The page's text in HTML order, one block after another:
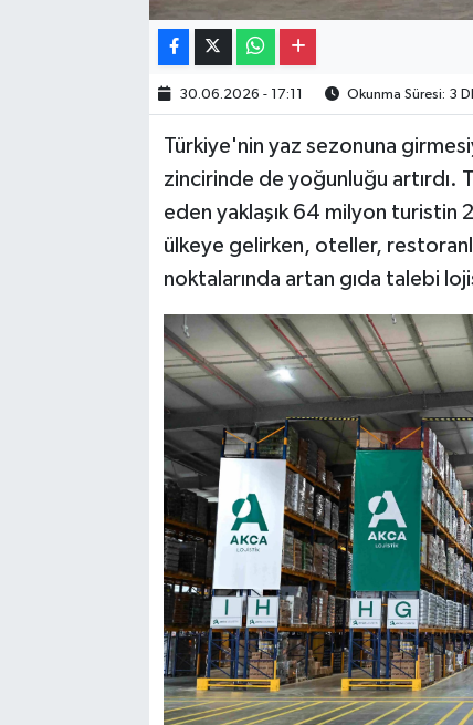
30.06.2026 - 17:11 Okunma Süresi: 3
Türkiye'nin yaz sezonuna
zincirinde de yoğunluğu artırdı.
eden yaklaşık 64 milyon turistin
ülkeye gelirken, oteller,
noktalarında artan gıda talebi